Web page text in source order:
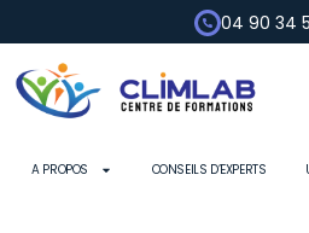
04 90 34
A PROPOS CONSEILS D’EXPERTS